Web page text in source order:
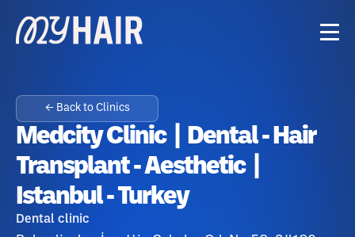
← Back to Clinics
Medcity Clinic | Dental - Hair
Transplant - Aesthetic |
Istanbul - Turkey
Dental clinic